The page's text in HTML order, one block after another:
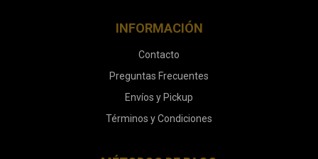
INFORMACIÓN
Contacto
Preguntas Frecuentes
Envíos y Pickup
Términos y Condiciones